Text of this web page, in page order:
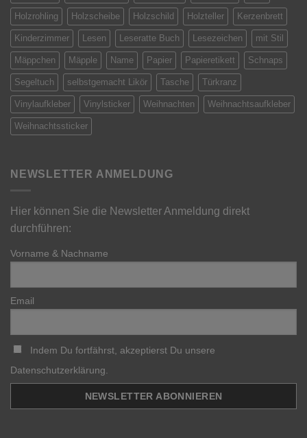
Holzrohling Holzscheibe Holzschild Holzteller Kerzenbrett
Kinderzimmer Lesen Leseratte Buch Lesezeichen mit Stil
Mäppchen Mäpple Name Papier Papieretikett Schnaps
Segeltuch selbstgemacht Likör Tasche Türkranz
Vinylaufkleber Vinylsticker Weihnachten Weihnachtsaufkleber
Weihnachtssticker
NEWSLETTER ANMELDUNG
Hier können Sie die Newsletter Anmeldung direkt
durchführen:
Vorname & Nachname
Email
Indem Du fortfährst, akzeptierst Du unsere
Datenschutzerklärung.